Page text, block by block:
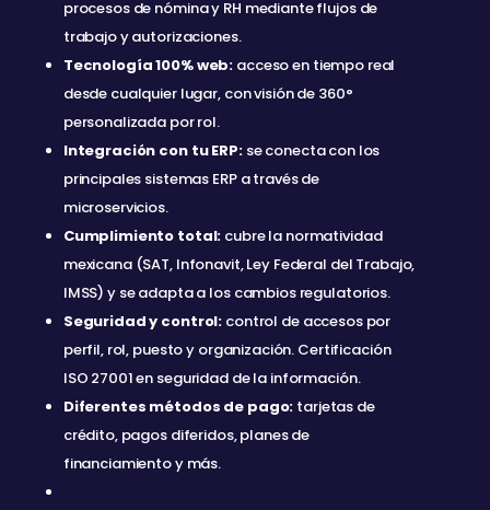
procesos de nómina y RH mediante flujos de
trabajo y autorizaciones.
Tecnología 100% web: acceso en tiempo real
desde cualquier lugar, con visión de 360°
personalizada por rol.
Integración con tu ERP: se conecta con los
principales sistemas ERP a través de
microservicios.
Cumplimiento total: cubre la normatividad
mexicana (SAT, Infonavit, Ley Federal del Trabajo,
IMSS) y se adapta a los cambios regulatorios.
Seguridad y control: control de accesos por
perfil, rol, puesto y organización. Certificación
ISO 27001 en seguridad de la información.
Diferentes métodos de pago: tarjetas de
crédito, pagos diferidos, planes de
financiamiento y más.